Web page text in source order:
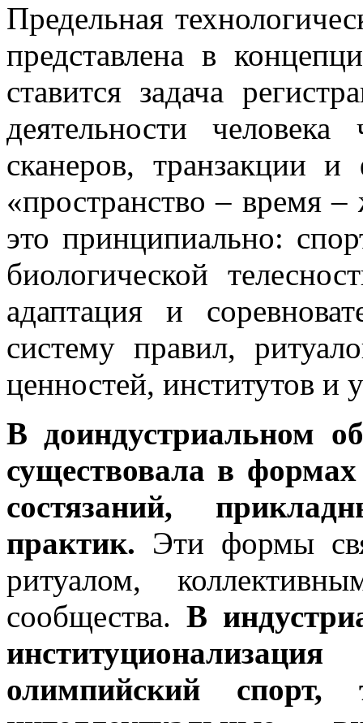
Предельная
представлена в
ставится задача
деятельности человека
сканеров, транзакции
«пространство – время
это принципиально:
биологической
адаптация и
систему правил,
ценностей, институтов и
В доиндустриальном
существовала в
состязаний,
практик. Эти формы
ритуалом,
сообщества. В
олимпийский спорт,